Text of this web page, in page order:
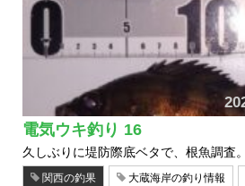
電気ウキ釣り 16
久しぶりに堤防際底ベタで、根魚調査
関西の釣果 大蔵海岸の釣り情報